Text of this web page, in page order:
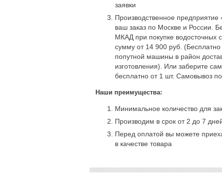
заявки
Производственное
ваш заказ по Москве и России.
МКАД при покупке водосточных
сумму от 14 900 руб.
попутной машины в район
изготовления). Или заберите
бесплатно от 1 шт. Самовывоз
Наши преимущества:
Минимальное количество для
Производим в срок от 2 до 7
Перед оплатой вы можете
в качестве товара